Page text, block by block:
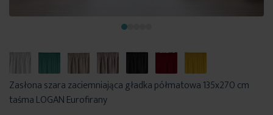
Zasłona szara zaciemniająca gładka półmatowa 135x270 cm
taśma LOGAN Eurofirany